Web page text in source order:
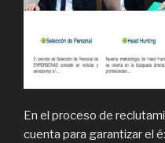
En el proceso de
cuenta para garantizar el